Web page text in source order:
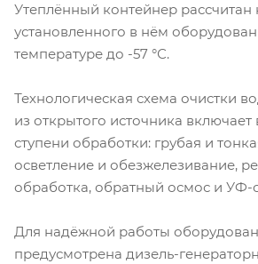
Утеплённый контейнер рассчитан
установленного в нём
температуре до -57 °С.
Технологическая схема очистки
из открытого источника
ступени обработки: грубая и
осветление и обезжелезивание,
обработка, обратный осмос и УФ-
Для надёжной работы
предусмотрена дизель-